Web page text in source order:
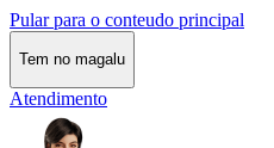
Pular para o conteudo principal
Tem no magalu
Atendimento